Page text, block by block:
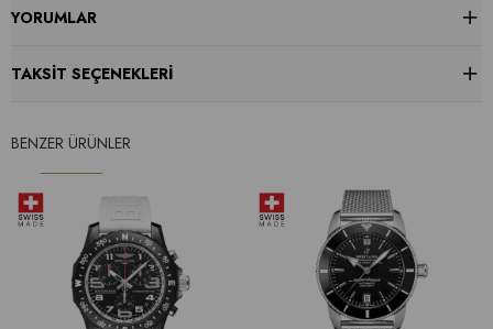
YORUMLAR
TAKSIT SEÇENEKLERI
BENZER ÜRÜNLER